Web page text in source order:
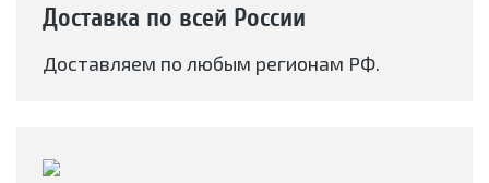
Доставка по всей России
Доставляем по любым регионам РФ.